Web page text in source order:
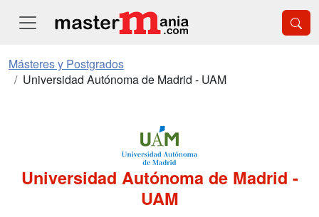
Másteres y Postgrados
Universidad Autónoma de Madrid - UAM
Universidad Autónoma de Madrid -
UAM